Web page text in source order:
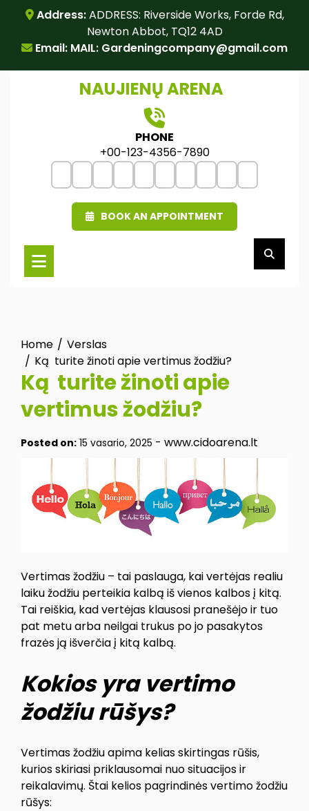
content
Address:ADDRESS: Riverside Works, Forde Rd,
Newton Abbot, TQ12 4AD
Email: MAIL: Gardeningcompany@gmail.com
NAUJIENŲ ARENA
PHONE
+00-123-4356-7890
BOOK AN APPOINTMENT
Home
Verslas
Ką turite žinoti apie vertimus žodžiu?
Ką turite žinoti apie
vertimus žodžiu?
Posted on: 15 vasario, 2025 - www.cidoarena.lt
Vertimas žodžiu – tai paslauga, kai vertėjas realiu
laiku žodžiu perteikia kalbą iš vienos kalbos į kitą.
Tai reiškia, kad vertėjas klausosi pranešėjo ir tuo
pat metu arba neilgai trukus po jo pasakytos
frazės ją išverčia į kitą kalbą.
Kokios yra vertimo
žodžiu rūšys?
Vertimas žodžiu apima kelias skirtingas rūšis,
kurios skiriasi priklausomai nuo situacijos ir
reikalavimų. Štai kelios pagrindinės vertimo žodžiu
rūšys: